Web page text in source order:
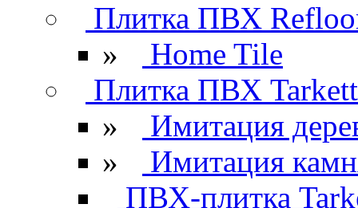
Плитка ПВХ
»
Home Tile
Плитка ПВХ Tarkett
»
Имитация
»
Имитация
ПВХ-плитка